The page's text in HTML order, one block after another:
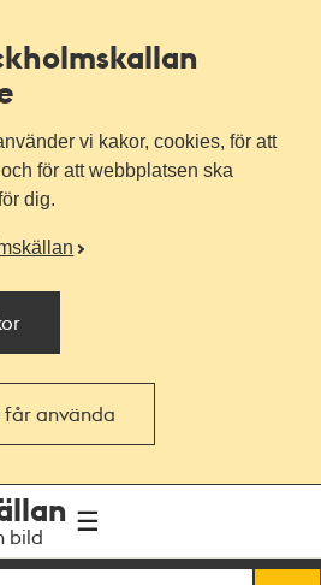
vi kakor, cookies, för att
för att webbplatsen ska
dig.
får använda
bild